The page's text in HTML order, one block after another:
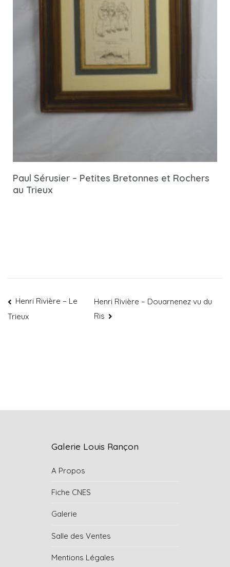
Paul Sérusier – Petites Bretonnes et Rochers
au Trieux
Henri Rivière – Le
Trieux
Henri Rivière – Douarnenez vu du
Ris
Galerie Louis Rançon
A Propos
Fiche CNES
Galerie
Salle des Ventes
Mentions Légales